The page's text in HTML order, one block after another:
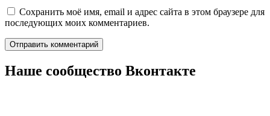
Сохранить моё имя, email и адрес сайта в этом браузере для
последующих моих комментариев.
Наше сообщество Вконтакте